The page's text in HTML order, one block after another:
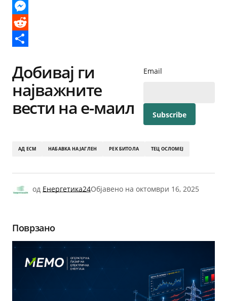
X
Messenger
Reddit
Добивај ги
најважните
вести на е-маил
Email
АД ЕСМ НАБАВКА НА ЈАГЛЕН РЕК БИТОЛА ТЕЦ ОСЛОМЕЈ
од Енергетика24Објавено на октомври 16, 2025
Поврзано